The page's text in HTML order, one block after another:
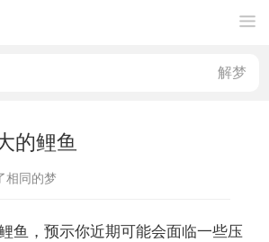
的鲤鱼
相同的梦
鱼，预示你近期可能会面临一些压